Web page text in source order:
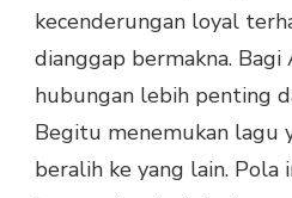
kecenderungan loyal
dianggap bermakna. Bagi
hubungan lebih penting
Begitu menemukan lagu
beralih ke yang lain. Pola